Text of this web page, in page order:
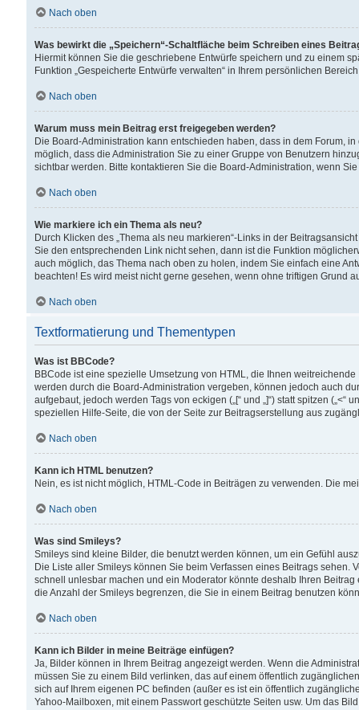
Nach oben
Was bewirkt die „Speichern“-Schaltfläche beim Schreiben eines
Hiermit können Sie die geschriebene Entwürfe speichern und zu einem
Funktion „Gespeicherte Entwürfe verwalten“ in Ihrem persönlichen
Nach oben
Warum muss mein Beitrag erst freigegeben werden?
Die Board-Administration kann entschieden haben, dass in dem Forum,
möglich, dass die Administration Sie zu einer Gruppe von Benutzern
sichtbar werden. Bitte kontaktieren Sie die Board-Administration, wenn
Nach oben
Wie markiere ich ein Thema als neu?
Durch Klicken des „Thema als neu markieren“-Links in der
Sie den entsprechenden Link nicht sehen, dann ist die Funktion
auch möglich, das Thema nach oben zu holen, indem Sie einfach eine
beachten! Es wird meist nicht gerne gesehen, wenn ohne triftigen Grund
Nach oben
Textformatierung und Thementypen
Was ist BBCode?
BBCode ist eine spezielle Umsetzung von HTML, die Ihnen
werden durch die Board-Administration vergeben, können jedoch auch
aufgebaut, jedoch werden Tags von eckigen („[“ und „]“) statt spitzen
speziellen Hilfe-Seite, die von der Seite zur Beitragserstellung aus
Nach oben
Kann ich HTML benutzen?
Nein, es ist nicht möglich, HTML-Code in Beiträgen zu verwenden. Die
Nach oben
Was sind Smileys?
Smileys sind kleine Bilder, die benutzt werden können, um ein Gefühl
Die Liste aller Smileys können Sie beim Verfassen eines Beitrags
schnell unlesbar machen und ein Moderator könnte deshalb Ihren
die Anzahl der Smileys begrenzen, die Sie in einem Beitrag benutzen
Nach oben
Kann ich Bilder in meine Beiträge einfügen?
Ja, Bilder können in Ihrem Beitrag angezeigt werden. Wenn die
müssen Sie zu einem Bild verlinken, das auf einem öffentlich
sich auf Ihrem eigenen PC befinden (außer es ist ein öffentlich
Yahoo-Mailboxen, mit einem Passwort geschützte Seiten usw. Um das